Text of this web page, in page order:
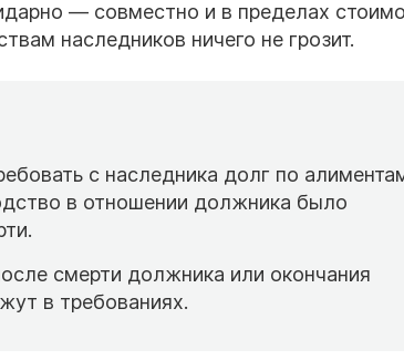
— совместно и в пределах
наследников ничего не грозит.
с наследника долг по
в отношении должника было
смерти должника или окончания
в требованиях.